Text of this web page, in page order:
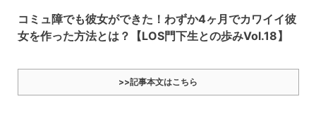
コミュ障でも彼女ができた！わずか4ヶ月でカワイイ彼
女を作った方法とは？【LOS門下生との歩みVol.18】
>>記事本文はこちら